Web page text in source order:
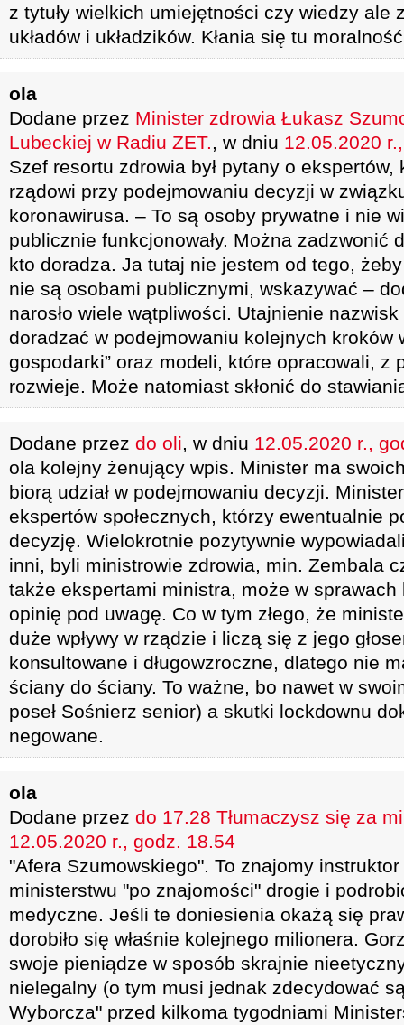
z tytuły wielkich umiejętności czy wiedzy ale
układów i układzików. Kłania się tu
ola
Dodane przez Minister zdrowia Łukasz
Lubeckiej w Radiu ZET., w dniu 12.05.2020
Szef resortu zdrowia był pytany o ekspertów,
rządowi przy podejmowaniu decyzji w
koronawirusa. – To są osoby prywatne i nie
publicznie funkcjonowały. Można zadzwonić
kto doradza. Ja tutaj nie jestem od tego,
nie są osobami publicznymi, wskazywać –
narosło wiele wątpliwości. Utajnienie
doradzać w podejmowaniu kolejnych kroków
gospodarki” oraz modeli, które opracowali, z
rozwieje. Może natomiast skłonić do
Dodane przez do oli, w dniu 12.05.2020 r.,
ola kolejny żenujący wpis. Minister ma
biorą udział w podejmowaniu decyzji.
ekspertów społecznych, którzy ewentualnie
decyzję. Wielokrotnie pozytywnie
inni, byli ministrowie zdrowia, min. Zembala
także ekspertami ministra, może w
opinię pod uwagę. Co w tym złego, że
duże wpływy w rządzie i liczą się z jego
konsultowane i długowzroczne, dlatego nie
ściany do ściany. To ważne, bo nawet w
poseł Sośnierz senior) a skutki lockdownu
negowane.
ola
Dodane przez do 17.28 Tłumaczysz się za
12.05.2020 r., godz. 18.54
"Afera Szumowskiego". To znajomy
ministerstwu "po znajomości" drogie i
medyczne. Jeśli te doniesienia okażą się
dorobiło się właśnie kolejnego milionera.
swoje pieniądze w sposób skrajnie
nielegalny (o tym musi jednak zdecydować
Wyborcza" przed kilkoma tygodniami